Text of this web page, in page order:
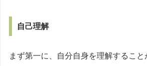
自己理解
まず第一に、自分自身を理解すること